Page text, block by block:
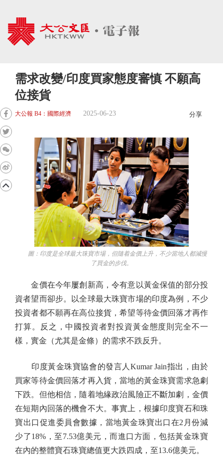
需求改變/印度買家態度審慎 不願高
位接貨
大公報 B4：國際經濟 2025-06-23 分享
圖：印度是全球最大珠寶市場，但隨着金價上升，不少當地人都減慢
了買金的步伐。
金價在今年屢創新高，令有意以黃金保值的部分投
資者望而卻步。以全球最大珠寶市場的印度為例，不少
投資者都不願再在高位接貨，希望等待金價回落才再作
打算。反之，中國投資者對投資黃金態度則完全不一
樣，實金（尤其是金條）的需求不跌反升。
印度黃金珠寶協會的發言人Kumar Jain指出，由於
買家等待金價回落才再入貨，當地的黃金珠寶需求急劇
下跌。但他相信，隨着地緣政治風險正不斷加劇，金價
在短期內回落的機會不大。事實上，根據印度寶石和珠
寶出口促進委員會數據，當地黃金珠寶出口在2月份減
少了18%，至7.53億美元，而進口方面，包括黃金珠寶
在內的整體寶石珠寶總值更大跌四成，至13.6億美元。